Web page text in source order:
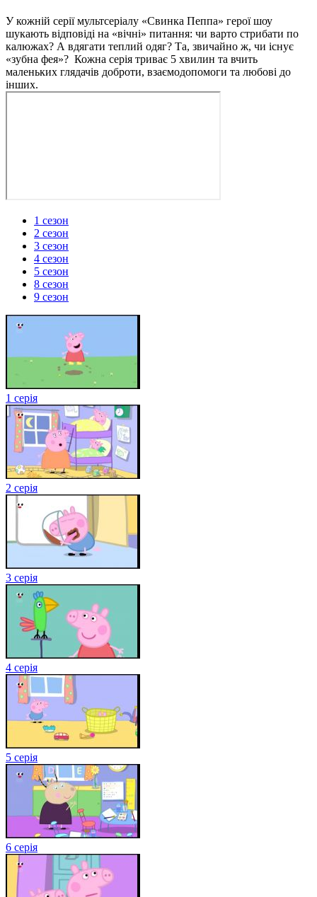
У кожній серії мультсеріалу «Свинка Пеппа» герої шоу
шукають відповіді на «вічні» питання: чи варто стрибати по
калюжах? А вдягати теплий одяг? Та, звичайно ж, чи існує
«зубна фея»? Кожна серія триває 5 хвилин та вчить
маленьких глядачів доброти, взаємодопомоги та любові до
інших.
1 сезон
2 сезон
3 сезон
4 сезон
5 сезон
8 сезон
9 сезон
1 серія
2 серія
3 серія
4 серія
5 серія
6 серія